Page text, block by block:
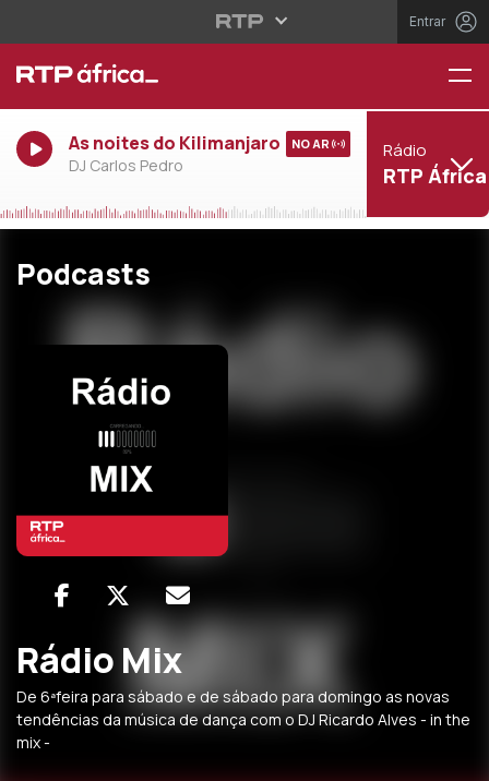
Entrar
As noites do Kilimanjaro
DJ Carlos Pedro
NO AR Rádio
RTP África
Podcasts
Rádio Mix
De 6ªfeira para sábado e de sábado para domingo as novas
tendências da música de dança com o DJ Ricardo Alves - in the
mix -